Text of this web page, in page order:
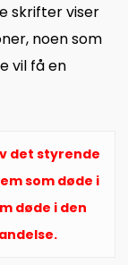
skrifter viser
noen som
vil få en
det styrende
som døde i
døde i den